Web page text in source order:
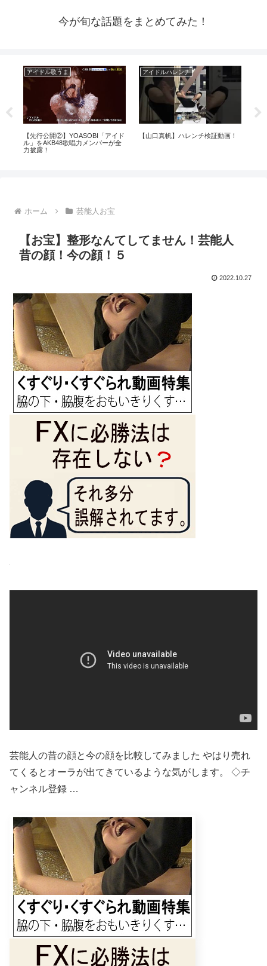
今が旬な話題をまとめてみた！
アイドル歌うま
【先行公開②】YOASOBI「アイド
ル」をAKB48歌唱力メンバーが全
力披露！
アイドルハレンチ
【山口真帆】ハレンチ検証動画！
ホーム 芸能人お宝
【お宝】整形なんてしてません！芸能人
昔の顔！今の顔！５
2022.10.27
芸能人の昔の顔と今の顔を比較してみました やはり売れ
てくるとオーラが出てきているような気がします。 ◇チ
ャンネル登録 …